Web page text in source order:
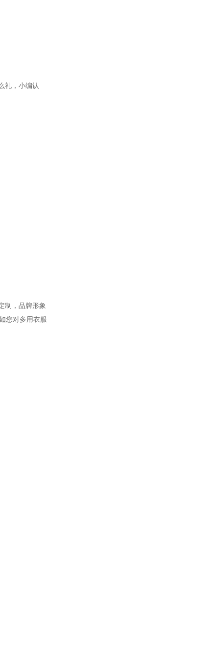
礼，小编认
制，品牌形象
您对多用衣服